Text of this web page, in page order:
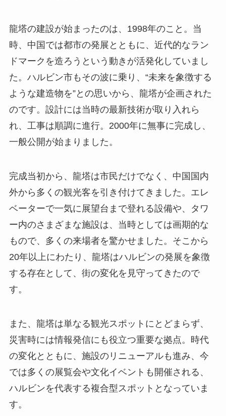
龍塔の建設が始まったのは、1998年のこと。当
時、中国では都市の発展とともに、近代的なラン
ドマークを造ろうという動きが活発化していまし
た。ハルビン市もその波に乗り、“未来を象徴する
ような建造物を”との思いから、龍塔が企画された
のです。設計には当時の最新技術が取り入れら
れ、工事は順調に進行。2000年に無事に完成し、
一般公開が始まりました。
完成当初から、龍塔は市民だけでなく、中国国内
外から多くの観光客を引き付けてきました。エレ
ベーターで一気に展望台まで登れる設備や、タワ
ー内のさまざまな施設は、当時としては画期的な
もので、多くの来場者を驚かせました。そこから
20年以上にわたり、龍塔はハルビンの発展を象徴
する存在として、街の変化を見守ってきたので
す。
また、龍塔は単なる観光スポットにとどまらず、
災害時には情報発信にも役立つ重要な拠点。時代
の変化とともに、施設のリニューアルも進み、今
では多くの展覧会や文化イベントも開催される、
ハルビンを代表する複合型スポットとなっていま
す。